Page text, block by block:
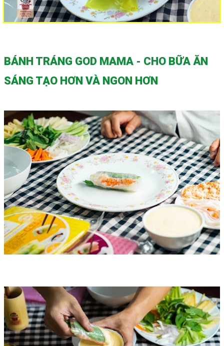
BÁNH TRÁNG GOD MAMA - CHO BỮA ĂN
SÁNG TẠO HƠN VÀ NGON HƠN